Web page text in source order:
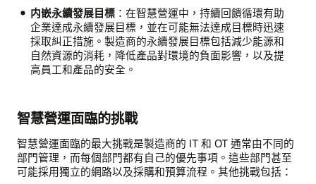
内嵌永續發展目標：在智慧營運中，持續回饋循環有助
企業達成永續發展目標，並在可能無法達成目標時迅速
採取糾正措施。製造商的永續發展目標包括減少能源和
自然資源的消耗，降低產品對環境的負面影響，以及提
高員工和產品的安全。
智慧營運面臨的挑戰
智慧營運面臨的最大挑戰是製造商的 IT 和 OT 通常由不同的
部門管理，而每個部門都有自己的優先事項。這些部門甚至
可能採用獨立的網路以及採購和預算流程。其他挑戰包括：